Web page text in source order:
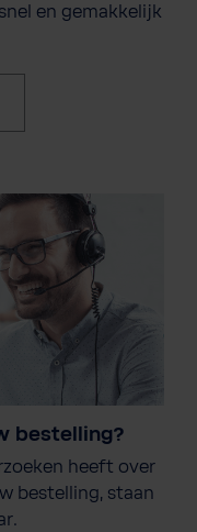
en gemakkelijk
bestelling?
heeft over
bestelling, staan